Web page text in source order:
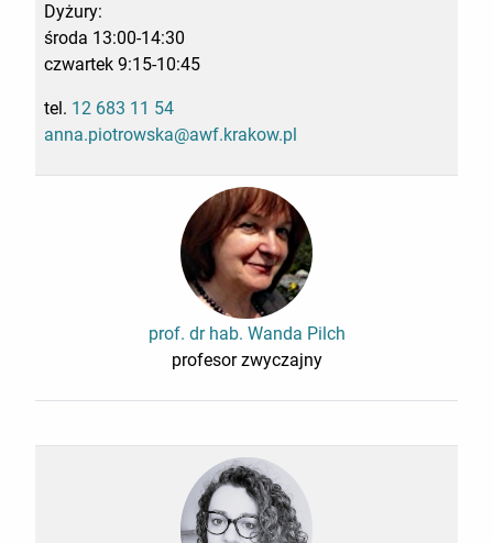
Dyżury:
środa 13:00-14:30
czwartek 9:15-10:45
tel. 12 683 11 54
anna.piotrowska@awf.krakow.pl
prof. dr hab. Wanda Pilch
profesor zwyczajny